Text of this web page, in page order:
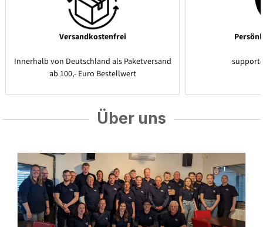
Versandkostenfrei
Innerhalb von Deutschland als Paketversand
ab 100,- Euro Bestellwert
Über uns